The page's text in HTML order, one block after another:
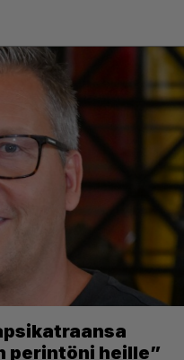
perintöni heille”